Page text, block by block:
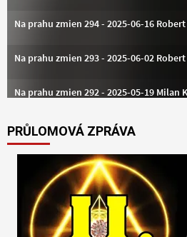
PRŮLOMOVÁ ZPRÁVA